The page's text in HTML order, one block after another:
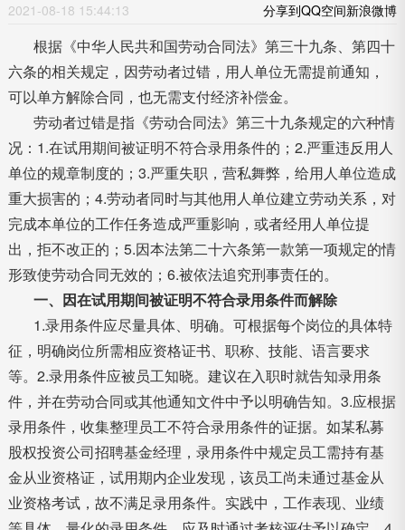
2021-08-18 15:44:13
分享到QQ空间新浪微博
根据《中华人民共和国劳动合同法》第三十九条、第四十
六条的相关规定，因劳动者过错，用人单位无需提前通知，
可以单方解除合同，也无需支付经济补偿金。
劳动者过错是指《劳动合同法》第三十九条规定的六种情
况：1.在试用期间被证明不符合录用条件的；2.严重违反用人
单位的规章制度的；3.严重失职，营私舞弊，给用人单位造成
重大损害的；4.劳动者同时与其他用人单位建立劳动关系，对
完成本单位的工作任务造成严重影响，或者经用人单位提
出，拒不改正的；5.因本法第二十六条第一款第一项规定的情
形致使劳动合同无效的；6.被依法追究刑事责任的。
一、因在试用期间被证明不符合录用条件而解除
1.录用条件应尽量具体、明确。可根据每个岗位的具体特
征，明确岗位所需相应资格证书、职称、技能、语言要求
等。2.录用条件应被员工知晓。建议在入职时就告知录用条
件，并在劳动合同或其他通知文件中予以明确告知。3.应根据
录用条件，收集整理员工不符合录用条件的证据。如某私募
股权投资公司招聘基金经理，录用条件中规定员工需持有基
金从业资格证，试用期内企业发现，该员工尚未通过基金从
业资格考试，故不满足录用条件。实践中，工作表现、业绩